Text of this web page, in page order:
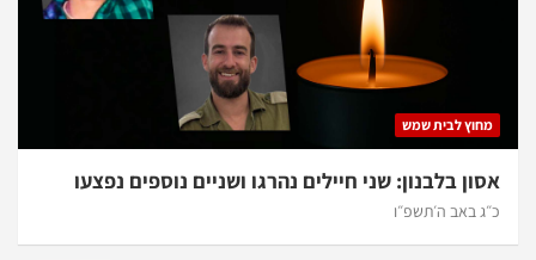
מחוץ לבית שמש
אסון בלבנון: שני חיילים נהרגו ושניים נוספים נפצעו
כ״ג באב ה׳תשפ״ו